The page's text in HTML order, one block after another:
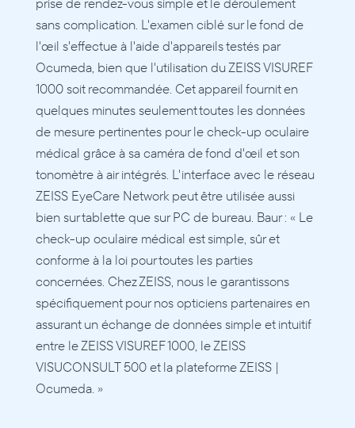
sans complication. L'examen ciblé sur le fond de
l'œil s'effectue à l'aide d'appareils testés par
Ocumeda, bien que l'utilisation du ZEISS VISUREF
1000 soit recommandée. Cet appareil fournit en
quelques minutes seulement toutes les données
de mesure pertinentes pour le check-up oculaire
médical grâce à sa caméra de fond d'œil et son
tonomètre à air intégrés. L'interface avec le réseau
ZEISS EyeCare Network peut être utilisée aussi
bien sur tablette que sur PC de bureau. Baur : « Le
check-up oculaire médical est simple, sûr et
conforme à la loi pour toutes les parties
concernées. Chez ZEISS, nous le garantissons
spécifiquement pour nos opticiens partenaires en
assurant un échange de données simple et intuitif
entre le ZEISS VISUREF 1000, le ZEISS
VISUCONSULT 500 et la plateforme ZEISS |
Ocumeda. »